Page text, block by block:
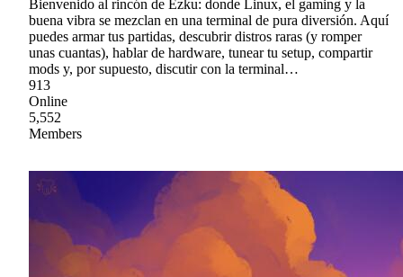
Bienvenido al rincón de Ezku: donde Linux, el gaming y la
buena vibra se mezclan en una terminal de pura diversión. Aquí
puedes armar tus partidas, descubrir distros raras (y romper
unas cuantas), hablar de hardware, tunear tu setup, compartir
mods y, por supuesto, discutir con la terminal…
913
Online
5,552
Members